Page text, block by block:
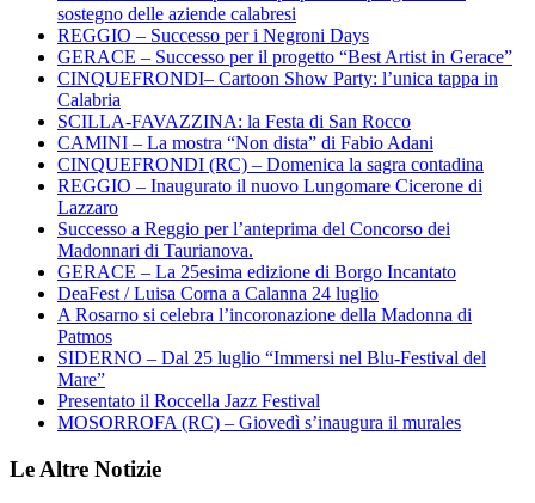
sostegno delle aziende calabresi
REGGIO – Successo per i Negroni Days
GERACE – Successo per il progetto “Best Artist in Gerace”
CINQUEFRONDI– Cartoon Show Party: l’unica tappa in
Calabria
SCILLA-FAVAZZINA: la Festa di San Rocco
CAMINI – La mostra “Non dista” di Fabio Adani
CINQUEFRONDI (RC) – Domenica la sagra contadina
REGGIO – Inaugurato il nuovo Lungomare Cicerone di
Lazzaro
Successo a Reggio per l’anteprima del Concorso dei
Madonnari di Taurianova.
GERACE – La 25esima edizione di Borgo Incantato
DeaFest / Luisa Corna a Calanna 24 luglio
A Rosarno si celebra l’incoronazione della Madonna di
Patmos
SIDERNO – Dal 25 luglio “Immersi nel Blu-Festival del
Mare”
Presentato il Roccella Jazz Festival
MOSORROFA (RC) – Giovedì s’inaugura il murales
Le Altre Notizie